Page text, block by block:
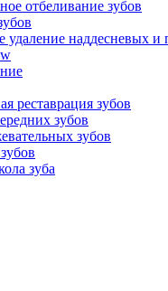
отбеливание зубов
удаление наддесневых
реставрация зубов
зубов
зубов
зуба